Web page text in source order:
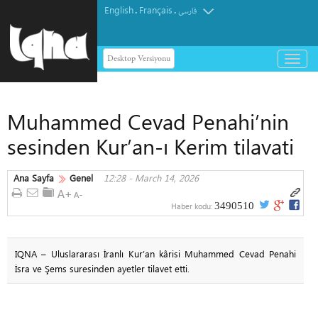
English. Français.فارسی
Desktop Versiyonu
باز
و
Muhammed Cevad Penahi’nin
sesinden Kur’an-ı Kerim tilavati
Ana Sayfa Genel 12:28 - March 14, 2026
Haber kodu: 3490510
IQNA – Uluslararası İranlı Kur’an kârisi Muhammed Cevad Penahi
İsra ve Şems suresinden ayetler tilavet etti.